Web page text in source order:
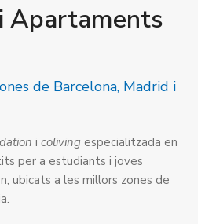
Apartaments
de Barcelona, Madrid i
i coliving especialitzada en
per a estudiants i joves
ubicats a les millors zones de